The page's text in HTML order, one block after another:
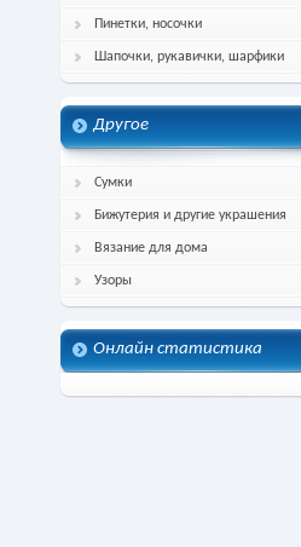
Пинетки, носочки
Шапочки, рукавички, шарфики
Другое
Сумки
Бижутерия и другие украшения
Вязание для дома
Узоры
Онлайн статистика